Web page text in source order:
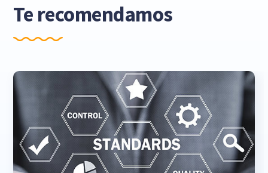
Te recomendamos